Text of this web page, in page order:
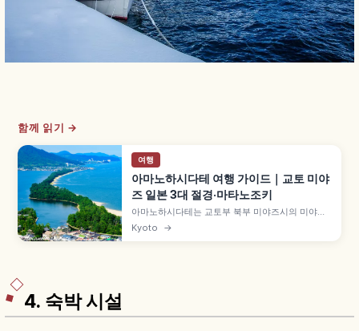
함께 읽기 →
여행
아마노하시다테 여행 가이드｜교토 미야
즈 일본 3대 절경·마타노조키
아마노하시다테는 교토부 북부 미야즈시의 미야기
마쓰시마·히로시마 미야지마와 함께 '일본 3대 절
경'으로 꼽히는 모래톱입니다. 길이 약 3.6km 모래
Kyoto →
4. 숙박 시설